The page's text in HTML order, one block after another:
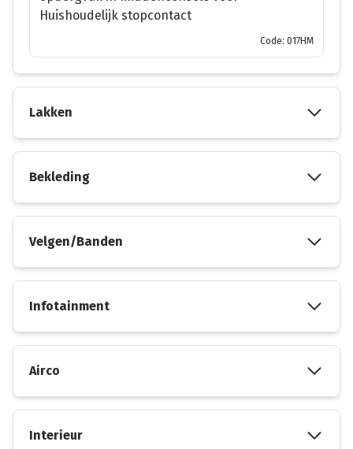
Huishoudelijk stopcontact
Code: 017HM
Lakken
Bekleding
Velgen/Banden
Infotainment
Airco
Interieur